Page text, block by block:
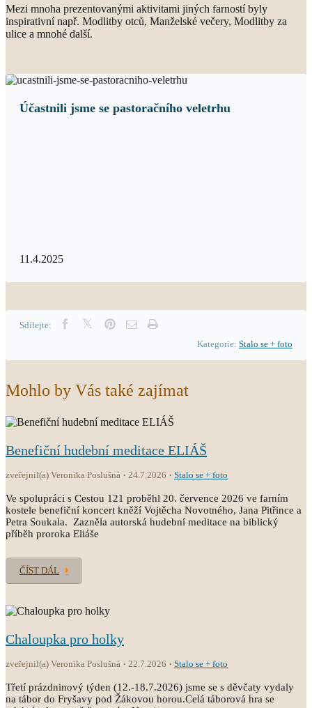
Mezi mnoha prezentovanými aktivitami jiných farností byly
inspirativní např. Modlitby otců, Manželské večery, Modlitby za
ulice a mnohé další.
Účastnili jsme se pastoračního veletrhu
11.4.2025
Sdílejte:
Kategorie: Stalo se + foto
Mohlo by Vás také zajímat
Benefiční hudební meditace ELIÁŠ
zveřejnil(a) Veronika Poslušná 24.7.2026 Stalo se + foto
Ve spolupráci s Cestou 121 proběhl 20. července 2026 ve farním
kostele benefiční koncert kněží Vojtěcha Novotného, Jana Pitřince a
Petra Soukala. Zazněla autorská hudební meditace na biblický
příběh proroka Eliáše
ČÍST DÁL
Chaloupka pro holky
zveřejnil(a) Veronika Poslušná 22.7.2026 Stalo se + foto
Třetí prázdninový týden (12.-18.7.2026) jsme se s děvčaty vydaly
na tábor do Fryšavy pod Žákovou horou.Celá táborová hra se